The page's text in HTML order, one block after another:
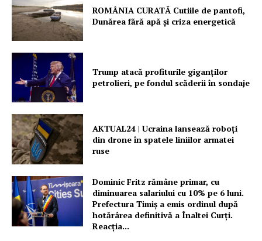
Rețea
Contact
ROMÂNIA CURATĂ Cutiile de pantofi,
Dunărea fără apă și criza energetică
Trump atacă profiturile giganților
petrolieri, pe fondul scăderii în sondaje
AKTUAL24 | Ucraina lansează roboți
din drone în spatele liniilor armatei
ruse
Dominic Fritz rămâne primar, cu
diminuarea salariului cu 10% pe 6 luni.
Prefectura Timiș a emis ordinul după
hotărârea definitivă a Înaltei Curți.
Reacția...